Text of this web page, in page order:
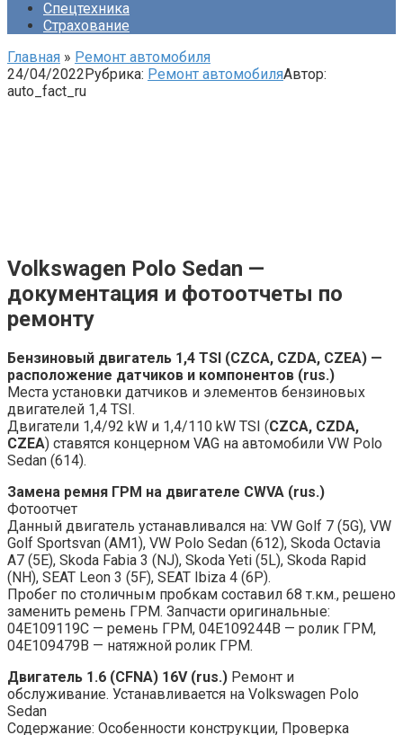
Спецтехника
Страхование
Главная » Ремонт автомобиля
24/04/2022Рубрика: Ремонт автомобиляАвтор:
auto_fact_ru
Volkswagen Polo Sedan —
документация и фотоотчеты по
ремонту
Бензиновый двигатель 1,4 TSI (CZCA, CZDA, CZEA) —
расположение датчиков и компонентов (rus.)
Места установки датчиков и элементов бензиновых
двигателей 1,4 TSI.
Двигатели 1,4/92 kW и 1,4/110 kW TSI (CZCA, CZDA,
CZEA) ставятся концерном VAG на автомобили VW Polo
Sedan (614).
Замена ремня ГРМ на двигателе CWVA (rus.)
Фотоотчет
Данный двигатель устанавливался на: VW Golf 7 (5G), VW
Golf Sportsvan (AM1), VW Polo Sedan (612), Skoda Octavia
A7 (5E), Skoda Fabia 3 (NJ), Skoda Yeti (5L), Skoda Rapid
(NH), SEAT Leon 3 (5F), SEAT Ibiza 4 (6P).
Пробег по столичным пробкам составил 68 т.км., решено
заменить ремень ГРМ. Запчасти оригинальные:
04E109119C — ремень ГРМ, 04E109244B — ролик ГРМ,
04E109479B — натяжной ролик ГРМ.
Двигатель 1.6 (CFNA) 16V (rus.) Ремонт и
обслуживание. Устанавливается на Volkswagen Polo
Sedan
Содержание: Особенности конструкции, Проверка